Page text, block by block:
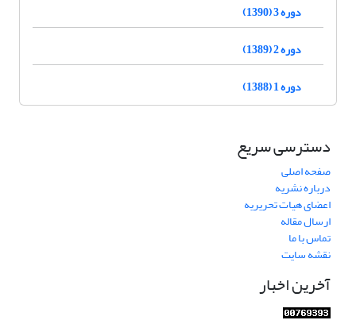
دوره 3 (1390)
دوره 2 (1389)
دوره 1 (1388)
دسترسی سریع
صفحه اصلی
درباره نشریه
اعضای هیات تحریریه
ارسال مقاله
تماس با ما
نقشه سایت
آخرین اخبار